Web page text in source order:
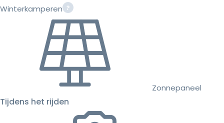
Winterkamperen
Zonnepaneel
Tijdens het rijden